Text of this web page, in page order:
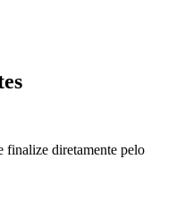
finalize diretamente pelo